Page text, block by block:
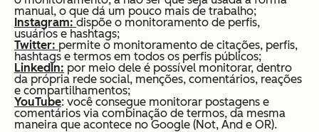
manual, o que dá um pouco mais de trabalho;
Instagram:dispõe o monitoramento de perfis,
usuários e hashtags;
Twitter: permite o monitoramento de citações, perfis,
hashtags e termos em todos os perfis públicos;
LinkedIn: por meio dele é possível monitorar, dentro
da própria rede social, menções, comentários, reações
e compartilhamentos;
YouTube: você consegue monitorar postagens e
comentários via combinação de termos, da mesma
maneira que acontece no Google (Not, And e OR).